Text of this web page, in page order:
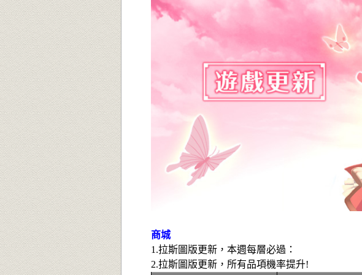
商城
1.拉斯圖版更新， 本週每層必過 ：
2.拉斯圖版更新，所有品項機率提升!